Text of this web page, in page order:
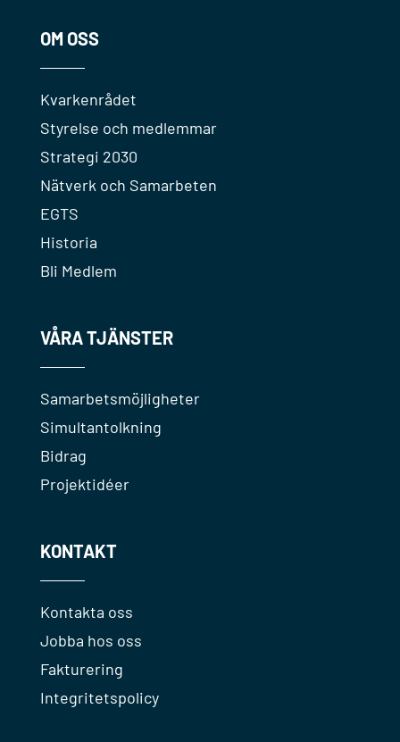
OM OSS
Kvarkenrådet
Styrelse och medlemmar
Strategi 2030
Nätverk och Samarbeten
EGTS
Historia
Bli Medlem
VÅRA TJÄNSTER
Samarbetsmöjligheter
Simultantolkning
Bidrag
Projektidéer
KONTAKT
Kontakta oss
Jobba hos oss
Fakturering
Integritetspolicy